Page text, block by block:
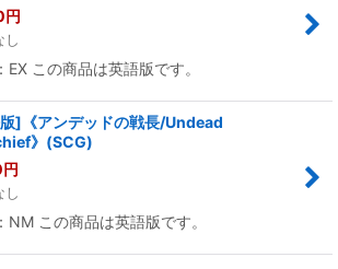
円
し
EX この商品は英語版です。
]《アンデッドの戦長/Undead
》(SCG)
円
し
NM この商品は英語版です。